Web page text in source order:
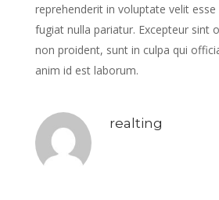
reprehenderit in voluptate velit
fugiat nulla pariatur. Excepteur sint
non proident, sunt in culpa qui
anim id est laborum.
realting